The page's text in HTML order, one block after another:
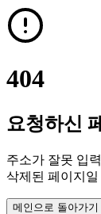
404
요청하신
주소가 잘못 입
삭제된 페이지
메인으로 돌아가기